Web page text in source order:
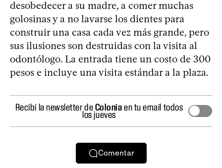
desobedecer a su madre, a comer muchas
golosinas y a no lavarse los dientes para
construir una casa cada vez más grande, pero
sus ilusiones son destruidas con la visita al
odontólogo. La entrada tiene un costo de 300
pesos e incluye una visita estándar a la plaza.
Recibí la newsletter deColoniaen tu email todos
los jueves
Comentar